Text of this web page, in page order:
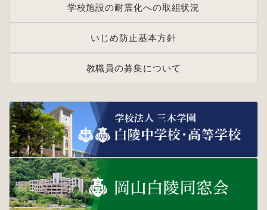
学校施設の耐震化への取組状況
いじめ防止基本方針
教職員の募集について